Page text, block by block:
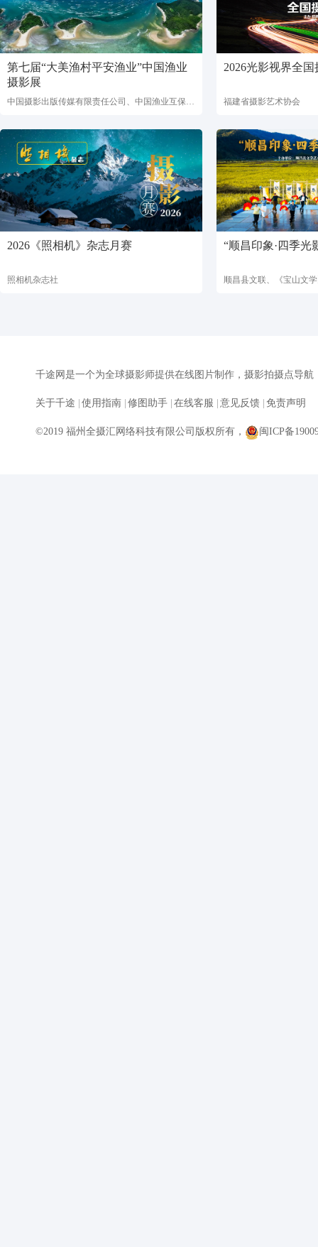
第七届“大美渔村平安渔业”中国渔业
摄影展
中国摄影出版传媒有限责任公司、中国渔业互保协会、中国渔业互助保险社
2026光影视界全
福建省摄影艺术协会
2026《照相机》杂志月赛
照相机杂志社
“顺昌印象·四季光
顺昌县文联、《宝山文
千途网是一个为全球摄影师提供在线图片制作，摄影拍摄点导
关于千途 使用指南 修图助手 在线客服 意见反馈 免责声明
©2019 福州全摄汇网络科技有限公司版权所有， 闽ICP备